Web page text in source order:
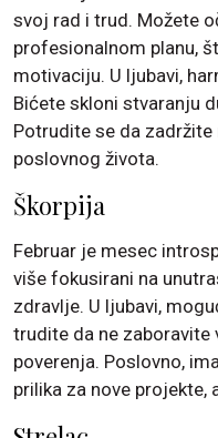
svoj rad i trud. Možete
profesionalnom planu,
motivaciju. U ljubavi,
Bićete skloni stvaranju
Potrudite se da
poslovnog života.
Škorpija
Februar je mesec
više fokusirani na
zdravlje. U ljubavi,
trudite da ne zaboravite
poverenja. Poslovno,
prilika za nove